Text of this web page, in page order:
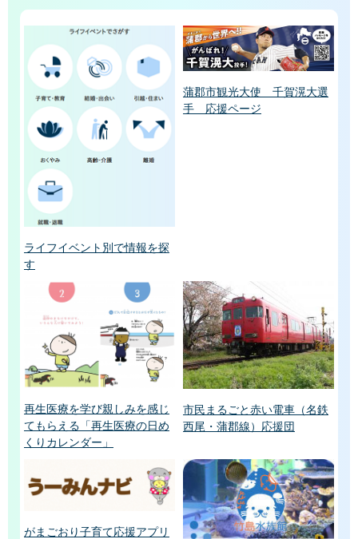
ライフイベント別で情報を探
す
蒲郡市観光大使 千賀滉大選
手 応援ページ
再生医療を学び親しみを感じ
てもらえる「再生医療の日め
くりカレンダー」
市民まるごと赤い電車（名鉄
西尾・蒲郡線）応援団
がまごおり子育て応援アプリ